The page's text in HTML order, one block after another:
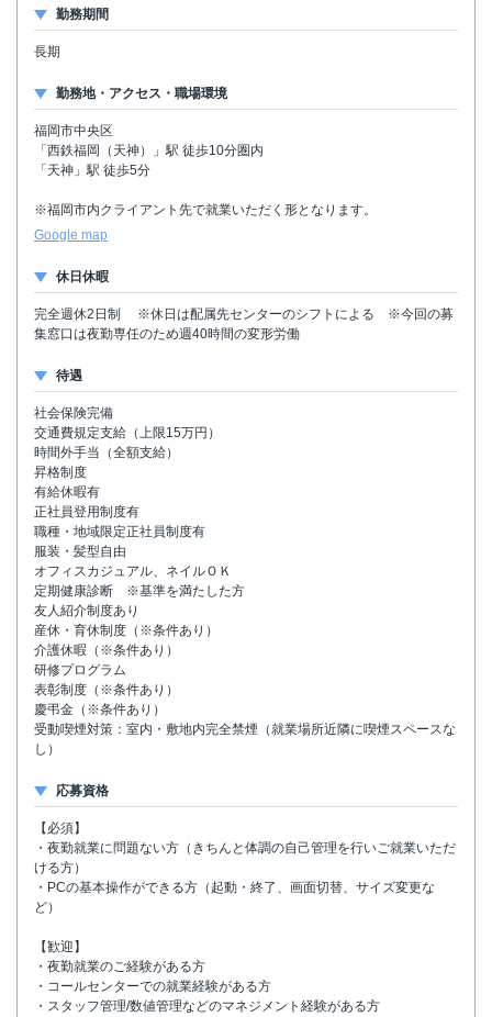
勤務期間
長期
勤務地・アクセス・職場環境
福岡市中央区
「西鉄福岡（天神）」駅 徒歩10分圏内
「天神」駅 徒歩5分
※福岡市内クライアント先で就業いただく形となります。
Google map
休日休暇
完全週休2日制 ※休日は配属先センターのシフトによる ※今回の募
集窓口は夜勤専任のため週40時間の変形労働
待遇
社会保険完備
交通費規定支給（上限15万円）
時間外手当（全額支給）
昇格制度
有給休暇有
正社員登用制度有
職種・地域限定正社員制度有
服装・髪型自由
オフィスカジュアル、ネイルＯＫ
定期健康診断 ※基準を満たした方
友人紹介制度あり
産休・育休制度（※条件あり）
介護休暇（※条件あり）
研修プログラム
表彰制度（※条件あり）
慶弔金（※条件あり）
受動喫煙対策：室内・敷地内完全禁煙（就業場所近隣に喫煙スペースな
し）
応募資格
【必須】
・夜勤就業に問題ない方（きちんと体調の自己管理を行いご就業いただ
ける方）
・PCの基本操作ができる方（起動・終了、画面切替、サイズ変更な
ど）
【歓迎】
・夜勤就業のご経験がある方
・コールセンターでの就業経験がある方
・スタッフ管理/数値管理などのマネジメント経験がある方